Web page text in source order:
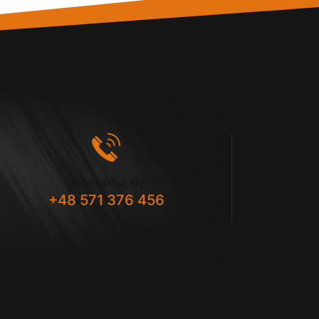
+48 571 376 456